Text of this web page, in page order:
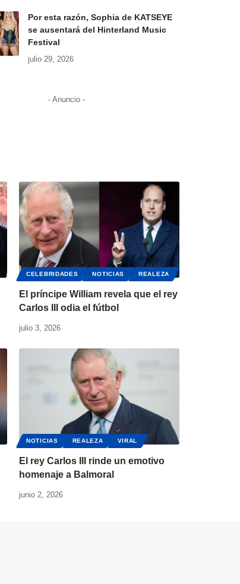
Por esta razón, Sophia de KATSEYE
se ausentará del Hinterland Music
Festival
julio 29, 2026
- Anuncio -
CELEBRIDADES NOTICIAS REALEZA
El príncipe William revela que el rey
Carlos III odia el fútbol
julio 3, 2026
NOTICIAS REALEZA VIRAL
El rey Carlos III rinde un emotivo
homenaje a Balmoral
junio 2, 2026